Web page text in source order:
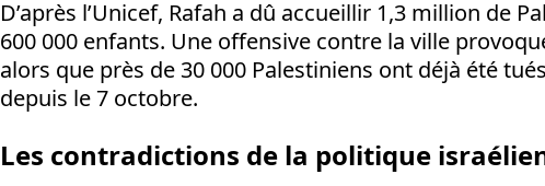
D’après l’Unicef, Rafah a dû accueillir 1,3 million de
600 000 enfants. Une offensive contre la ville
alors que près de 30 000 Palestiniens ont déjà été
depuis le 7 octobre.
Les contradictions de la politique